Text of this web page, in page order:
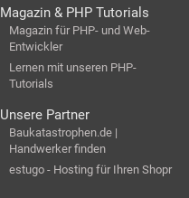
Magazin & PHP Tutorials
Magazin für PHP- und Web-
Entwickler
Lernen mit unseren PHP-
Tutorials
Unsere Partner
Baukatastrophen.de |
Handwerker finden
estugo - Hosting für Ihren Shopr